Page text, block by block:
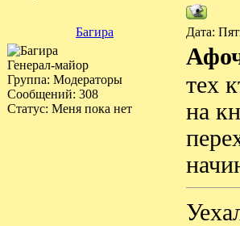
Багира Дата:
Генерал-майор
Группа: Модераторы
Сообщений: 308
Статус: Меня пока нет
тех
на